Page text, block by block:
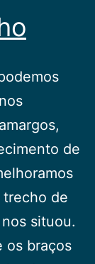
de
trecho de
situou.
os braços